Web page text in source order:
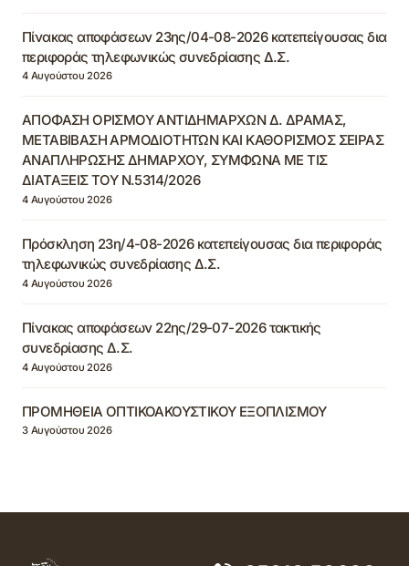
Πίνακας αποφάσεων 23ης/04-08-2026 κατεπείγουσας δια
περιφοράς τηλεφωνικώς συνεδρίασης Δ.Σ.
4 Αυγούστου 2026
ΑΠΟΦΑΣΗ ΟΡΙΣΜΟΥ ΑΝΤΙΔΗΜΑΡΧΩΝ Δ. ΔΡΑΜΑΣ,
ΜΕΤΑΒΙΒΑΣΗ ΑΡΜΟΔΙΟΤΗΤΩΝ ΚΑΙ ΚΑΘΟΡΙΣΜΟΣ ΣΕΙΡΑΣ
ΑΝΑΠΛΗΡΩΣΗΣ ΔΗΜΑΡΧΟΥ, ΣΥΜΦΩΝΑ ΜΕ ΤΙΣ
ΔΙΑΤΑΞΕΙΣ ΤΟΥ Ν.5314/2026
4 Αυγούστου 2026
Πρόσκληση 23η/4-08-2026 κατεπείγουσας δια περιφοράς
τηλεφωνικώς συνεδρίασης Δ.Σ.
4 Αυγούστου 2026
Πίνακας αποφάσεων 22ης/29-07-2026 τακτικής
συνεδρίασης Δ.Σ.
4 Αυγούστου 2026
ΠΡΟΜΗΘΕΙΑ ΟΠΤΙΚΟΑΚΟΥΣΤΙΚΟΥ ΕΞΟΠΛΙΣΜΟΥ
3 Αυγούστου 2026